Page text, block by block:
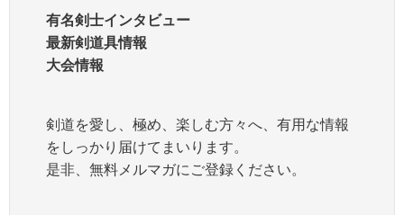
有名剣士インタビュー
最新剣道具情報
大会情報
剣道を愛し、極め、楽しむ方々へ、有用な情報
をしっかり届けてまいります。
是非、無料メルマガにご登録ください。